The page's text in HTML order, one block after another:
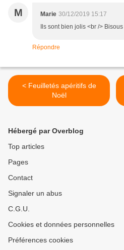
M Marie 30/12/2019 15:17
Ils sont bien jolis <br /> Bisous
Répondre
< Feuilletés apéritifs de
Noël
Hébergé par Overblog
Top articles
Pages
Contact
Signaler un abus
C.G.U.
Cookies et données personnelles
Préférences cookies